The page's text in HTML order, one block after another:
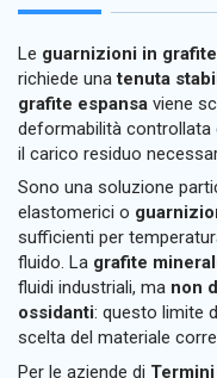
Le guarnizioni in grafite
richiede unatenuta
grafite espansa viene
deformabilità controllata
il carico residuo
Sono una soluzione
elastomerici o
sufficienti per
fluido. La grafite
fluidi industriali, ma non
ossidanti: questo limite
scelta del materiale
Per le aziende di